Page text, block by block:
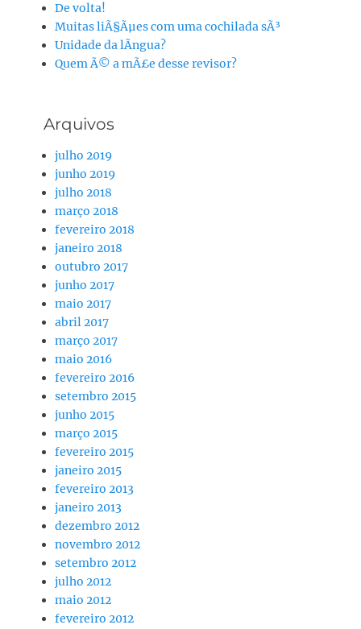
De volta!
Muitas liÃ§Ãµes com uma cochilada sÃ³
Unidade da lÃ­ngua?
Quem Ã© a mÃ£e desse revisor?
Arquivos
julho 2019
junho 2019
julho 2018
março 2018
fevereiro 2018
janeiro 2018
outubro 2017
junho 2017
maio 2017
abril 2017
março 2017
maio 2016
fevereiro 2016
setembro 2015
junho 2015
março 2015
fevereiro 2015
janeiro 2015
fevereiro 2013
janeiro 2013
dezembro 2012
novembro 2012
setembro 2012
julho 2012
maio 2012
fevereiro 2012